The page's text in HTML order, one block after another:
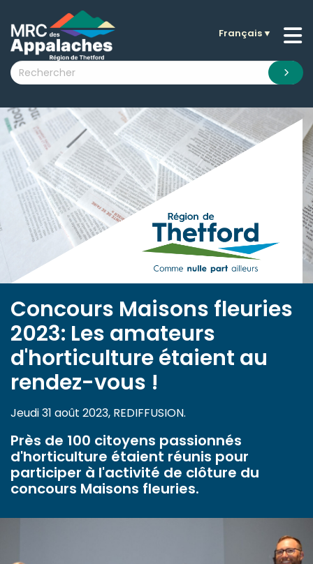
submenu (La MRC )
submenu (Citoyens )
submenu (Visiteurs )
submenu (Nouvelles )
submenu (Documentation )
Français▼
Concours Maisons fleuries
2023: Les amateurs
d'horticulture étaient au
rendez-vous !
Jeudi 31 août 2023, REDIFFUSION.
Près de 100 citoyens passionnés
d'horticulture étaient réunis pour
participer à l'activité de clôture du
concours Maisons fleuries.